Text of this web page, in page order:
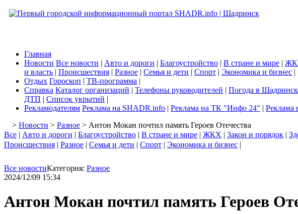
Главная
Новости Все новости | Авто и дороги | Благоустройство | В стране и мире |
и власть | Происшествия | Разное | Семья и дети | Спорт | Экономика и бизнес |
Отдых Гороскоп | ТВ-программа |
Справка Каталог организаций | Телефоны руководителей | Погода в
ДТП | Список укрытий |
Рекламодателям Реклама на SHADR.info | Реклама на ТК "Инфо 24" | Реклама
> Новости > Разное > Антон Мокан почтил память Героев Отечества
Все | Авто и дороги | Благоустройство | В стране и мире | ЖКХ | Закон и порядок |
Происшествия | Разное | Семья и дети | Спорт | Экономика и бизнес |
Все новостиКатегория: Разное
2024/12/09 15:34
Антон Мокан почтил память Героев